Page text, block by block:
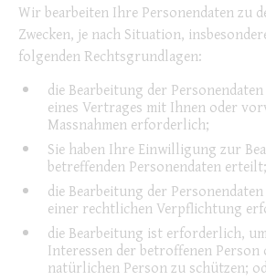
Wir bearbeiten Ihre Personendaten zu
Zwecken, je nach Situation,
folgenden Rechtsgrundlagen:
die Bearbeitung der
eines Vertrages mit Ihnen oder
Massnahmen erforderlich;
Sie haben Ihre Einwilligung zur
betreffenden Personendaten erteilt;
die Bearbeitung der
einer rechtlichen Verpflichtung
die Bearbeitung ist erforderlich,
Interessen der betroffenen Person
natürlichen Person zu schützen;